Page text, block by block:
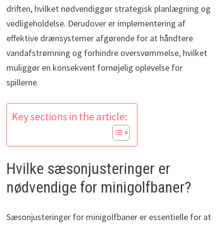
driften, hvilket nødvendiggør strategisk planlægning og
vedligeholdelse. Derudover er implementering af
effektive drænsystemer afgørende for at håndtere
vandafstrømning og forhindre oversvømmelse, hvilket
muliggør en konsekvent fornøjelig oplevelse for
spillerne.
Key sections in the article:
Hvilke sæsonjusteringer er
nødvendige for minigolfbaner?
Sæsonjusteringer for minigolfbaner er essentielle for at